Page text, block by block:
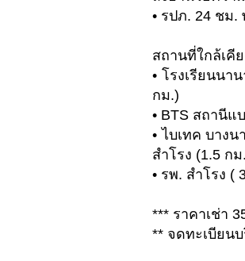
• รปภ. 24 ชม
สถานที่ใกล้เคี
• โรงเรียนน
กม.)
• BTS สถานีแ
• ไบเทค บาง
สำโรง (1.5 ก
• รพ. สำโรง (
*** ราคาเช่า
** จดทะเบียน